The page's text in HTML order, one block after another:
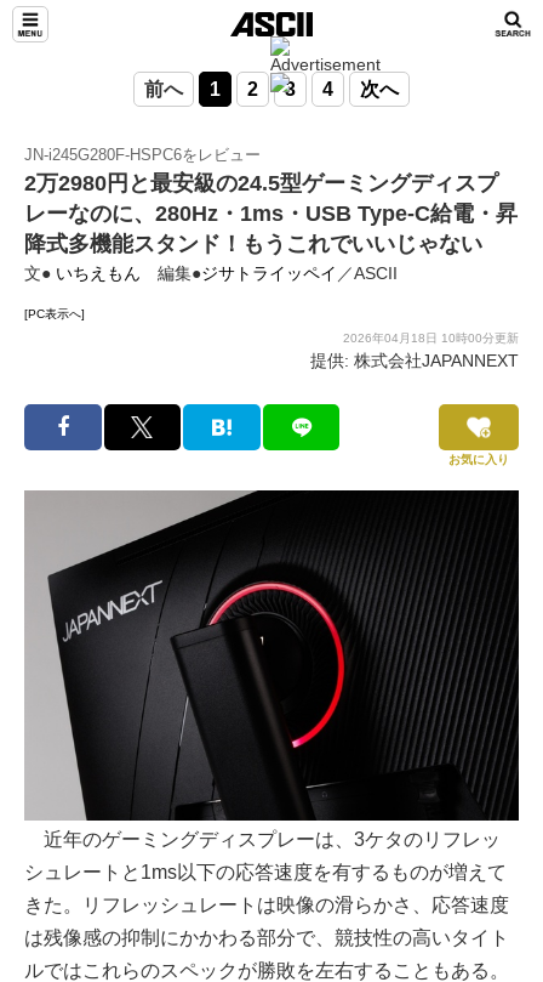
前へ 1 2 3 4 次へ
JN-i245G280F-HSPC6をレビュー
2万2980円と最安級の24.5型ゲーミングディスプ
レーなのに、280Hz・1ms・USB Type-C給電・昇
降式多機能スタンド！もうこれでいいじゃない
文● いちえもん 編集●ジサトライッペイ ／ASCII
[PC表示へ]
2026年04月18日 10時00分更新
提供: 株式会社JAPANNEXT
お気に入り
近年のゲーミングディスプレーは、3ケタのリフレッ
シュレートと1ms以下の応答速度を有するものが増えて
きた。リフレッシュレートは映像の滑らかさ、応答速度
は残像感の抑制にかかわる部分で、競技性の高いタイト
ルではこれらのスペックが勝敗を左右することもある。